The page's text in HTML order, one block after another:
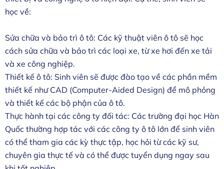
học về:
Sửa chữa và bảo trì ô tô: Các kỹ thuật viên ô tô sẽ học
cách sửa chữa và bảo trì các loại xe, từ xe hơi đến xe tải
và xe công nghiệp.
Thiết kế ô tô: Sinh viên sẽ được đào tạo về các phần mềm
thiết kế như CAD (Computer-Aided Design) để mô phỏng
và thiết kế các bộ phận của ô tô.
Thực hành tại các công ty đối tác: Các trường đại học Hàn
Quốc thường hợp tác với các công ty ô tô lớn để sinh viên
có thể tham gia các kỳ thực tập, học hỏi từ các kỹ sư,
chuyên gia thực tế và có thể được tuyển dụng ngay sau